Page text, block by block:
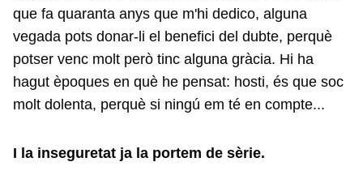
que fa quaranta anys que m'hi dedico, alguna
vegada pots donar-li el benefici del dubte, perquè
potser venc molt però tinc alguna gràcia. Hi ha
hagut èpoques en què he pensat: hosti, és que soc
molt dolenta, perquè si ningú em té en compte...
I la inseguretat ja la portem de sèrie.